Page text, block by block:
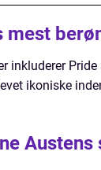
mest
inkluderer
ikoniske
Austens